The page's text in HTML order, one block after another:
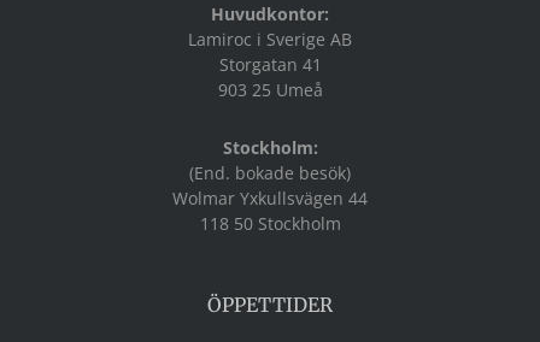
Huvudkontor:
Lamiroc i Sverige AB
Storgatan 41
903 25 Umeå
Stockholm:
(End. bokade besök)
Wolmar Yxkullsvägen 44
118 50 Stockholm
ÖPPETTIDER